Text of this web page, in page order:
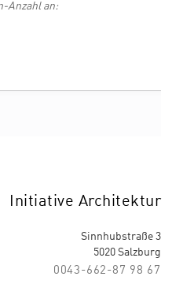
Anzahl an:
Initiative Architektur
Sinnhubstraße 3
5020 Salzburg
0043-662-87 98 67